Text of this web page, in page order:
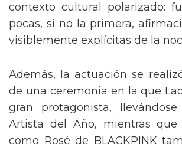
contexto cultural polarizado:
pocas, si no la primera,
visiblemente explícitas de la
Además, la actuación se
de una ceremonia en la que
gran protagonista,
Artista del Año, mientras que
como Rosé de BLACKPINK